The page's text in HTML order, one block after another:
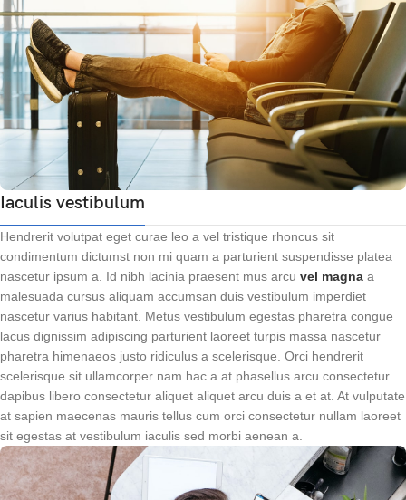
Iaculis vestibulum
Hendrerit volutpat eget curae leo a vel tristique rhoncus sit
condimentum dictumst non mi quam a parturient suspendisse platea
nascetur ipsum a. Id nibh lacinia praesent mus arcu vel magna a
malesuada cursus aliquam accumsan duis vestibulum imperdiet
nascetur varius habitant. Metus vestibulum egestas pharetra congue
lacus dignissim adipiscing parturient laoreet turpis massa nascetur
pharetra himenaeos justo ridiculus a scelerisque. Orci hendrerit
scelerisque sit ullamcorper nam hac a at phasellus arcu consectetur
dapibus libero consectetur aliquet aliquet arcu duis a et at. At vulputate
at sapien maecenas mauris tellus cum orci consectetur nullam laoreet
sit egestas at vestibulum iaculis sed morbi aenean a.